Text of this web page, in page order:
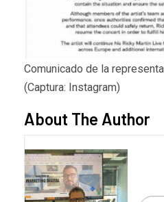
Comunicado de la
(Captura: Instagram)
About The Author